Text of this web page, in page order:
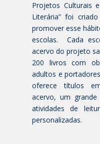
Projetos Culturais
Literária” foi
promover esse
escolas. Cada
acervo do projeto
200 livros com
adultos e
oferece títulos
acervo, um
atividades de
personalizadas.